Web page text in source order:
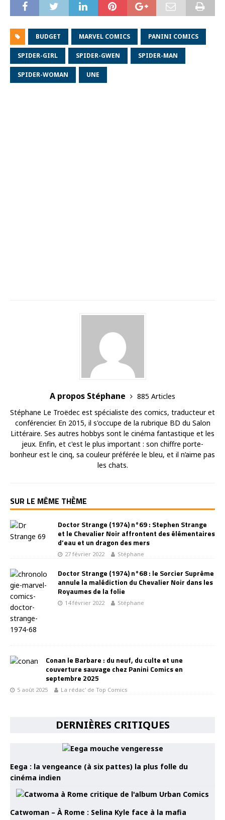
BUDGET MARVEL COMICS PANINI COMICS
SPIDER-GIRL SPIDER-GWEN SPIDER-MAN
SPIDER-WOMAN UNE
A propos Stéphane
885 Articles
Stéphane Le Troëdec est spécialiste des comics, traducteur et
conférencier. En 2015, il s'occupe de la rubrique BD du Salon
Littéraire. Ses autres hobbys sont le cinéma fantastique et les
jeux. Enfin, et c'est le plus important : son chiffre porte-
bonheur est le cinq, sa couleur préférée le bleu, et il n’aime pas
les chats.
SUR LE MÊME THÈME
Doctor Strange (1974) n°69 : Stephen Strange
et le Chevalier Noir affrontent des élémentaires
d’eau et un dragon des mers
27 février 2022 Stéphane
Doctor Strange (1974) n°68 : le Sorcier Suprême
annule la malédiction du Chevalier Noir dans les
Royaumes de la folie
14 février 2022 Stéphane
Conan le Barbare : du neuf, du culte et une
couverture sauvage chez Panini Comics en
septembre 2025
5 août 2025 La rédac' de Top Comics
DERNIÈRES CRITIQUES
Eega : la vengeance (à six pattes) la plus folle du
cinéma indien
Catwoman – À Rome : Selina Kyle face à la mafia